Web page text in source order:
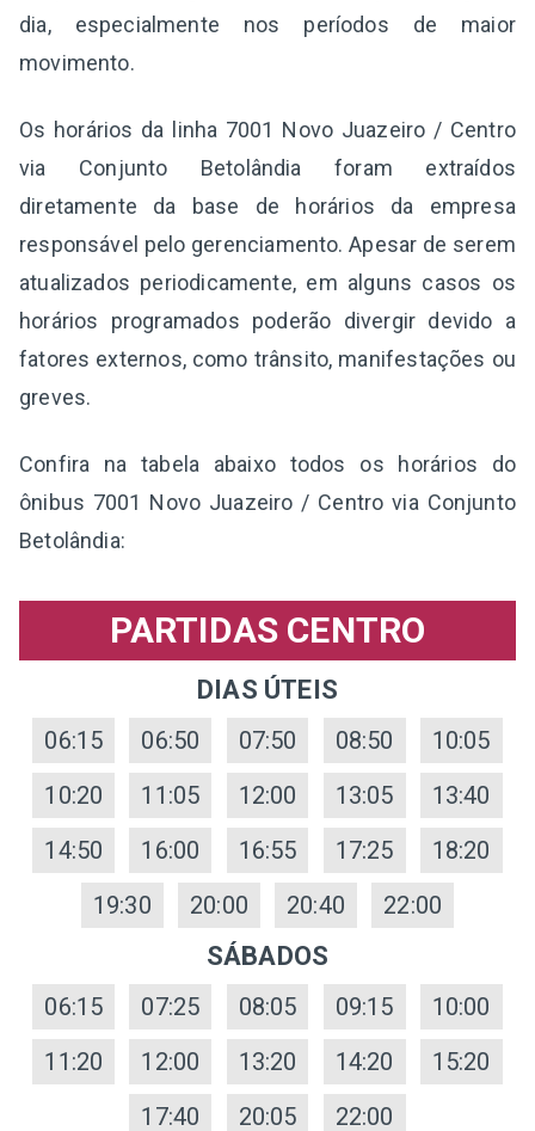
dia, especialmente nos períodos de maior
movimento.
Os horários da linha 7001 Novo Juazeiro / Centro
via Conjunto Betolândia foram extraídos
diretamente da base de horários da empresa
responsável pelo gerenciamento. Apesar de serem
atualizados periodicamente, em alguns casos os
horários programados poderão divergir devido a
fatores externos, como trânsito, manifestações ou
greves.
Confira na tabela abaixo todos os horários do
ônibus 7001 Novo Juazeiro / Centro via Conjunto
Betolândia:
PARTIDAS CENTRO
DIAS ÚTEIS
06:15 06:50 07:50 08:50
10:05
10:20
11:05 12:00 13:05
13:40
14:50
16:00 16:55 17:25
18:20
19:30
20:00 20:40 22:00
SÁBADOS
06:15 07:25 08:05 09:15
10:00
11:20
12:00 13:20 14:20
15:20
17:40
20:05 22:00